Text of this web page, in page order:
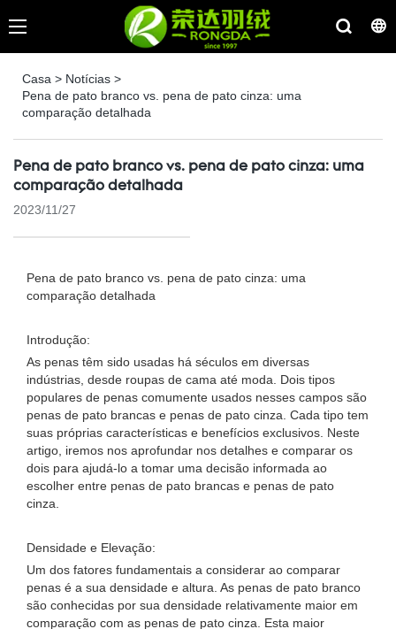
Casa > Notícias >
Pena de pato branco vs. pena de pato cinza: uma
comparação detalhada
Pena de pato branco vs. pena de pato cinza: uma
comparação detalhada
2023/11/27
Pena de pato branco vs. pena de pato cinza: uma
comparação detalhada
Introdução:
As penas têm sido usadas há séculos em diversas
indústrias, desde roupas de cama até moda. Dois tipos
populares de penas comumente usados ​​​​nesses campos são
penas de pato brancas e penas de pato cinza. Cada tipo tem
suas próprias características e benefícios exclusivos. Neste
artigo, iremos nos aprofundar nos detalhes e comparar os
dois para ajudá-lo a tomar uma decisão informada ao
escolher entre penas de pato brancas e penas de pato
cinza.
Densidade e Elevação:
Um dos fatores fundamentais a considerar ao comparar
penas é a sua densidade e altura. As penas de pato branco
são conhecidas por sua densidade relativamente maior em
comparação com as penas de pato cinza. Esta maior